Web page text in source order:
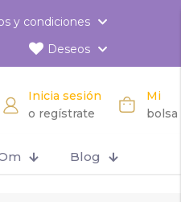
y condiciones
Deseos
Inicia sesión
o regístrate
Mi
bolsa
Blog